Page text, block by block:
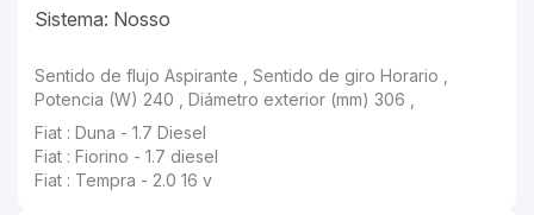
Sistema: Nosso
Sentido de flujo Aspirante , Sentido de giro Horario , Potencia (W) 240 , Diámetro exterior (mm) 306 ,
Fiat : Duna - 1.7 Diesel
Fiat : Fiorino - 1.7 diesel
Fiat : Tempra - 2.0 16 v